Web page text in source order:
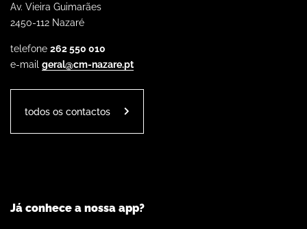
Av. Vieira Guimarães
2450-112 Nazaré
telefone 262 550 010
e-mail geral@cm-nazare.pt
todos os contactos
Já conhece a nossa app?